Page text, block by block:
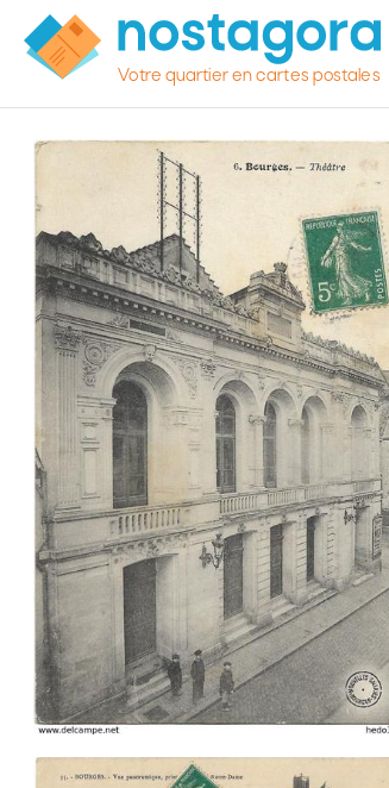
Votre quartier en cartes postales